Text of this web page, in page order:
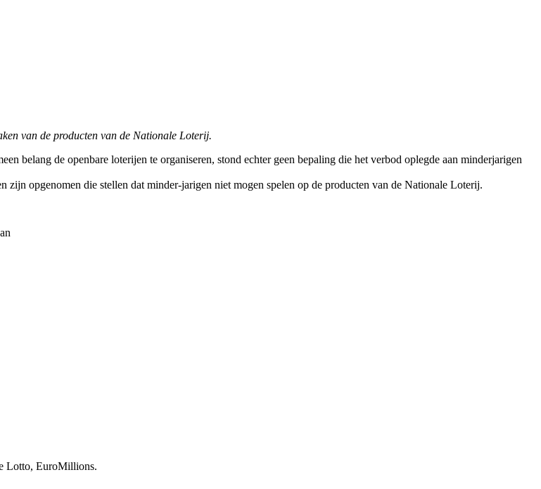
van de producten van de Nationale Loterij.
belang de openbare loterijen te organiseren, stond echter geen bepaling die het verbod oplegde aan minderjarigen
opgenomen die stellen dat minder-jarigen niet mogen spelen op de producten van de Nationale Loterij.
Lotto, EuroMillions.